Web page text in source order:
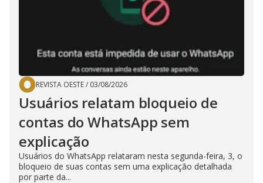
REVISTA OESTE/ 03/08/2026
Usuários relatam bloqueio de
contas do WhatsApp sem
explicação
Usuários do WhatsApp relataram nesta segunda-feira, 3, o
bloqueio de suas contas sem uma explicação detalhada
por parte da...